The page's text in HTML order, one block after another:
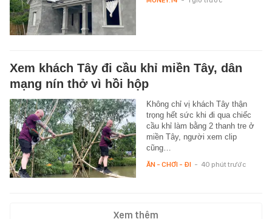
Xem khách Tây đi cầu khỉ miền Tây, dân
mạng nín thở vì hồi hộp
Không chỉ vị khách Tây thận
trọng hết sức khi đi qua chiếc
cầu khỉ làm bằng 2 thanh tre ở
miền Tây, người xem clip
cũng…
ĂN - CHƠI - ĐI - 40 phút trước
Xem thêm